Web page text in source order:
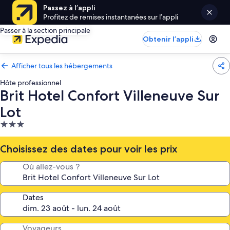
Passez à l’appli
Profitez de remises instantanées sur l’appli
Passer à la section principale
Obtenir l’appli
Afficher tous les hébergements
Hôte professionnel
Brit Hotel Confort Villeneuve Sur
Lot
Hébergement
3.0 étoiles
Choisissez des dates pour voir les prix
Où allez-vous ?
Dates